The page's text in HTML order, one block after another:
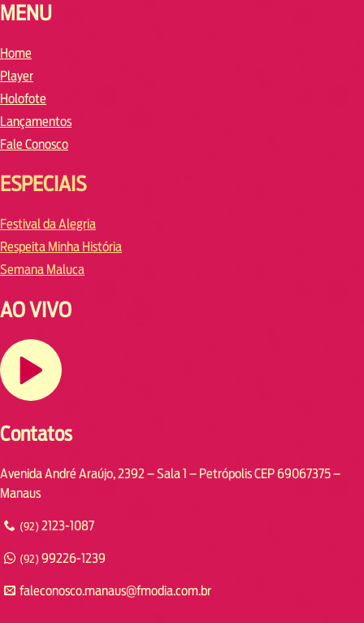
MENU
Home
Player
Holofote
Lançamentos
Fale Conosco
ESPECIAIS
Festival da Alegria
Respeita Minha História
Semana Maluca
AO VIVO
Contatos
Avenida André Araújo, 2392 – Sala 1 – Petrópolis CEP 69067375 –
Manaus
(92) 2123-1087
(92) 99226-1239
faleconosco.manaus@fmodia.com.br